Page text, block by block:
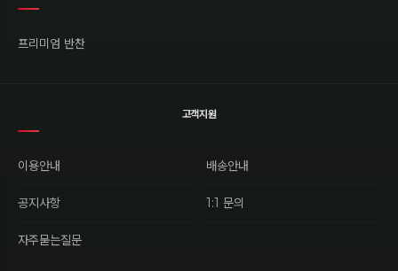
프리미엄 반찬
고객지원
이용안내 배송안내
공지사항 1:1 문의
자주묻는질문